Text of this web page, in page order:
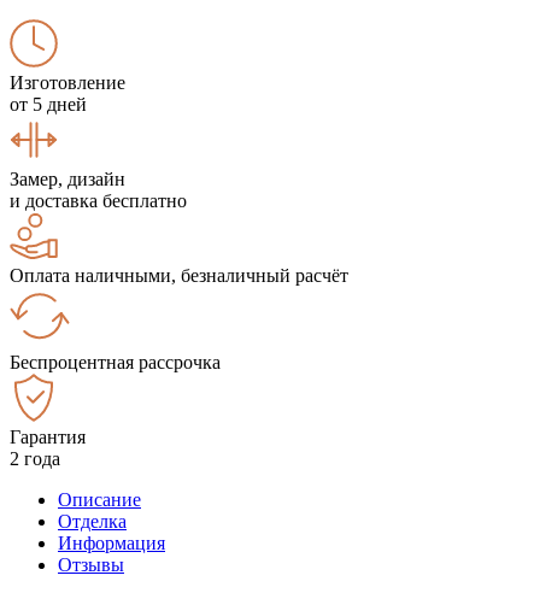
Изготовление
от 5 дней
Замер, дизайн
и доставка бесплатно
Оплата наличными, безналичный расчёт
Беспроцентная рассрочка
Гарантия
2 года
Описание
Отделка
Информация
Отзывы